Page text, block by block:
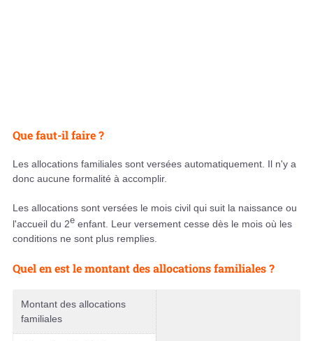
Que faut-il faire ?
Les allocations familiales sont versées automatiquement. Il n'y a
donc aucune formalité à accomplir.
Les allocations sont versées le mois civil qui suit la naissance ou
l'accueil du 2e enfant. Leur versement cesse dès le mois où les
conditions ne sont plus remplies.
Quel en est le montant des allocations familiales ?
Montant des allocations
familiales